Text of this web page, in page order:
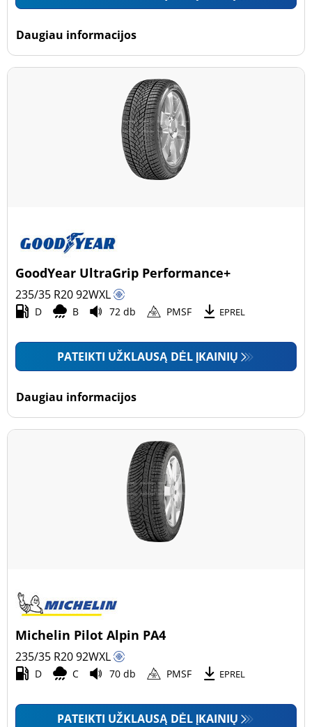
Daugiau informacijos
GoodYear UltraGrip Performance+
235/35 R2092WXL
D B 72 db PMSF EPREL
PATEIKTI UŽKLAUSĄ DĖL ĮKAINIŲ
Daugiau informacijos
Michelin Pilot Alpin PA4
235/35 R2092WXL
D C 70 db PMSF EPREL
PATEIKTI UŽKLAUSĄ DĖL ĮKAINIŲ